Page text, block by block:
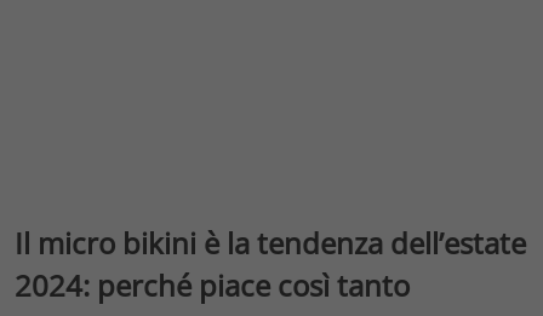
Il micro bikini è la tendenza dell’estate
2024: perché piace così tanto